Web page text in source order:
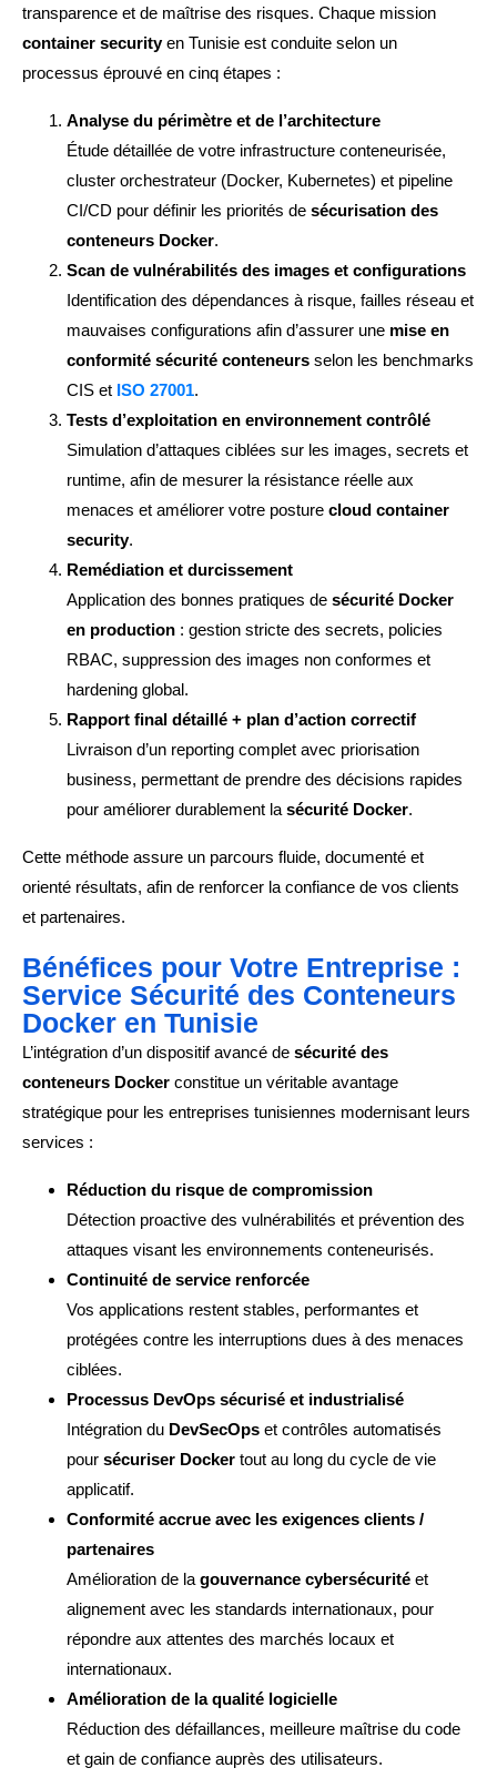
transparence et de maîtrise des risques. Chaque mission
container securityen Tunisie est conduite selon un
processus éprouvé en cinq étapes :
Analyse du périmètre et de l’architecture
Étude détaillée de votre infrastructure conteneurisée,
cluster orchestrateur (Docker, Kubernetes) et pipeline
CI/CD pour définir les priorités de sécurisation des
conteneurs Docker.
Scan de vulnérabilités des images et configurations
Identification des dépendances à risque, failles réseau et
mauvaises configurations afin d’assurer une mise en
conformité sécurité conteneurs selon les benchmarks
CIS et ISO 27001.
Tests d’exploitation en environnement contrôlé
Simulation d’attaques ciblées sur les images, secrets et
runtime, afin de mesurer la résistance réelle aux
menaces et améliorer votre posture cloud container
security.
Remédiation et durcissement
Application des bonnes pratiques de sécurité Docker
en production : gestion stricte des secrets, policies
RBAC, suppression des images non conformes et
hardening global.
Rapport final détaillé + plan d’action correctif
Livraison d’un reporting complet avec priorisation
business, permettant de prendre des décisions rapides
pour améliorer durablement la sécurité Docker.
Cette méthode assure un parcours fluide, documenté et
orienté résultats, afin de renforcer la confiance de vos clients
et partenaires.
Bénéfices pour Votre Entreprise :
Service Sécurité des Conteneurs
Docker en Tunisie
L’intégration d’un dispositif avancé de sécurité des
conteneurs Docker constitue un véritable avantage
stratégique pour les entreprises tunisiennes modernisant leurs
services :
Réduction du risque de compromission
Détection proactive des vulnérabilités et prévention des
attaques visant les environnements conteneurisés.
Continuité de service renforcée
Vos applications restent stables, performantes et
protégées contre les interruptions dues à des menaces
ciblées.
Processus DevOps sécurisé et industrialisé
Intégration du DevSecOps et contrôles automatisés
pour sécuriser Docker tout au long du cycle de vie
applicatif.
Conformité accrue avec les exigences clients /
partenaires
Amélioration de la gouvernance cybersécurité et
alignement avec les standards internationaux, pour
répondre aux attentes des marchés locaux et
internationaux.
Amélioration de la qualité logicielle
Réduction des défaillances, meilleure maîtrise du code
et gain de confiance auprès des utilisateurs.